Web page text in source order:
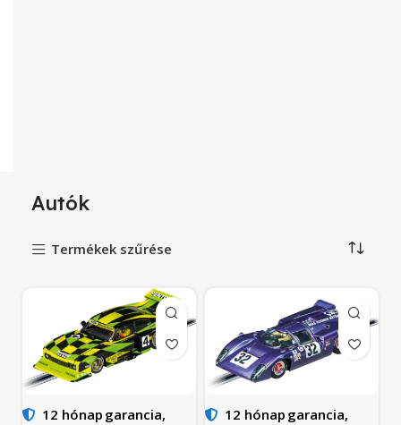
Autók
Termékek szűrése
12 hónap garancia,
12 hónap garancia,